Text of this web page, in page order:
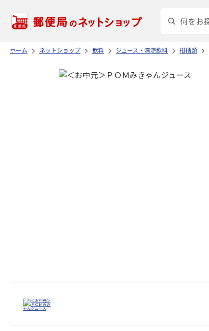
ホーム ネットショップ 飲料 ジュース・清涼飲料 柑橘類